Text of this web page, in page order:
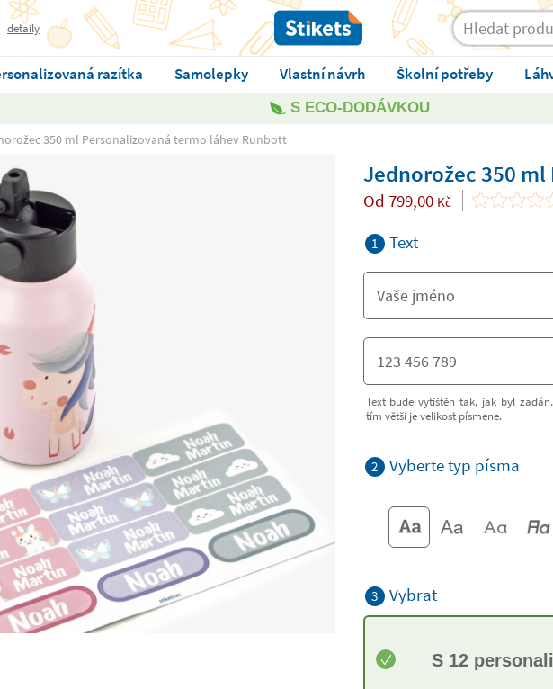
detaily
razítka Samolepky Vlastní návrh Školní potřeby
S ECO-DODÁVKOU
350 ml Personalizovaná termo láhev Runbott
Jednorožec 350
Od 799,00 Kč
1 Text
Text bude vytištěn tak, jak byl
tím větší je velikost písmene.
2 Vyberte typ písma
3 Vybrat
S 12